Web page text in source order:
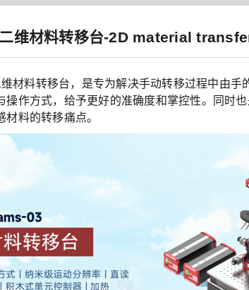
二维材料转移台-2D material
材料转移台，是专为解决手动转移过程中由手
操作方式，给予更好的准确度和掌控性。同时
料的转移痛点。